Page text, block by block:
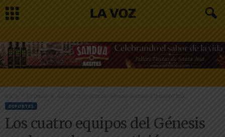
Inicio Los cuatro equipos del Génesis vuelven a la competición
DEPORTES
Los cuatro equipos del Génesis